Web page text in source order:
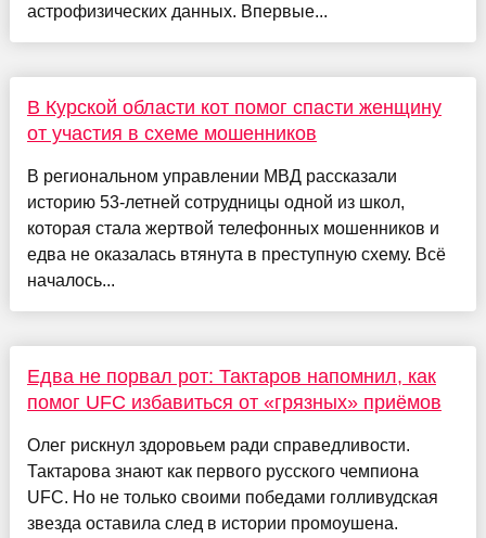
астрофизических данных. Впервые...
В Курской области кот помог спасти женщину
от участия в схеме мошенников
В региональном управлении МВД рассказали
историю 53-летней сотрудницы одной из школ,
которая стала жертвой телефонных мошенников и
едва не оказалась втянута в преступную схему. Всё
началось...
Едва не порвал рот: Тактаров напомнил, как
помог UFC избавиться от «грязных» приёмов
Олег рискнул здоровьем ради справедливости.
Тактарова знают как первого русского чемпиона
UFC. Но не только своими победами голливудская
звезда оставила след в истории промоушена.